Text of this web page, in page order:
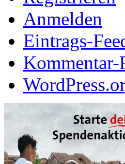
Anmelden
Eintrags-
Kommentar-